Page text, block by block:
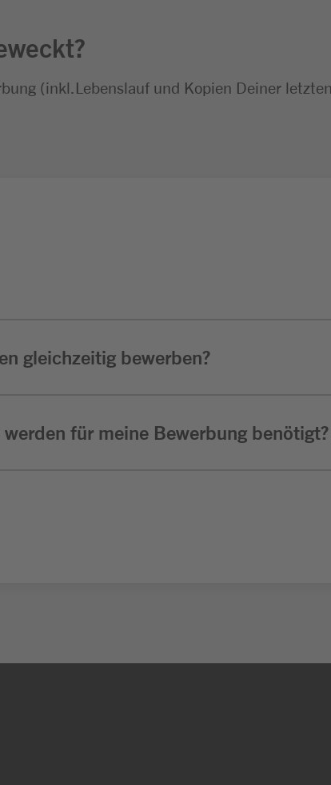
(inkl.Lebenslauf und Kopien Deiner
gleichzeitig bewerben?
für meine Bewerbung benötigt?